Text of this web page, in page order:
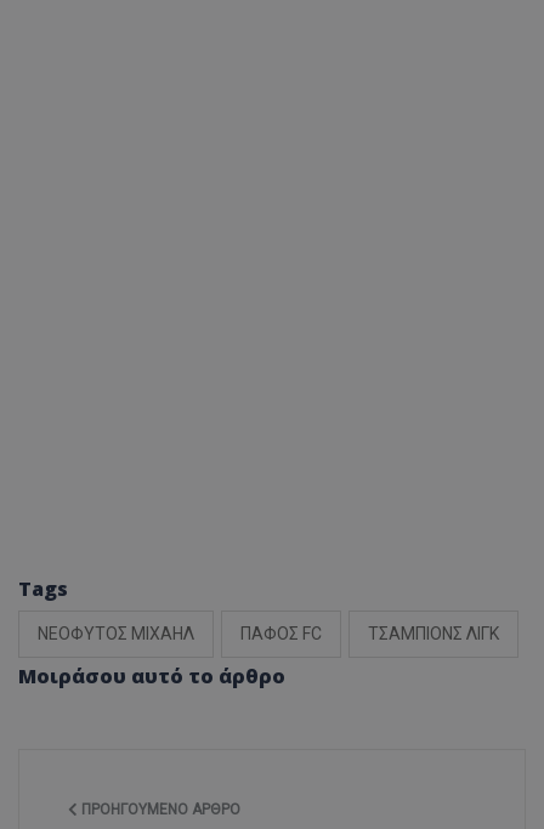
Tags
ΝΕΟΦΥΤΟΣ ΜΙΧΑΗΛ ΠΑΦΟΣ FC ΤΣΑΜΠΙΟΝΣ ΛΙΓΚ
Μοιράσου αυτό το άρθρο
ΠΡΟΗΓΟΎΜΕΝΟ ΆΡΘΡΟ